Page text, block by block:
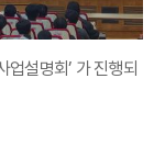
설명회’ 가 진행되